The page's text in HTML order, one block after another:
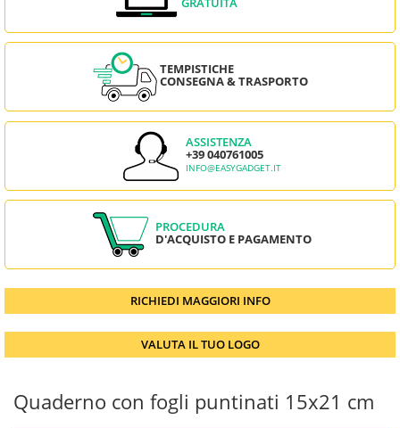
TEMPISTICHE
CONSEGNA & TRASPORTO
ASSISTENZA
+39 040761005
INFO@EASYGADGET.IT
PROCEDURA
D'ACQUISTO E PAGAMENTO
RICHIEDI MAGGIORI INFO
VALUTA IL TUO LOGO
Quaderno con fogli puntinati 15x21 cm